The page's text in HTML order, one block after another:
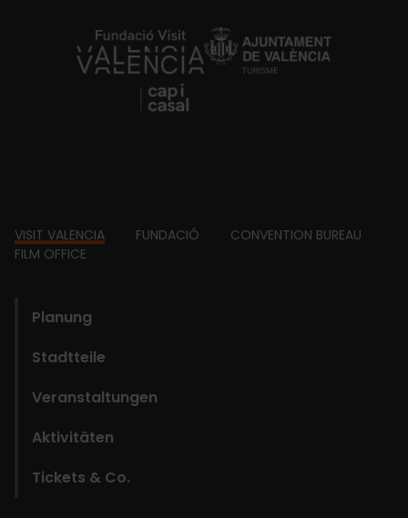
https://fundacion.visitvalencia.com/
Footer
VISIT VALENCIA FUNDACIÓ
CONVENTION BUREAU
FILM OFFICE
Planung
Stadtteile
Veranstaltungen
Aktivitäten
Tickets & Co.